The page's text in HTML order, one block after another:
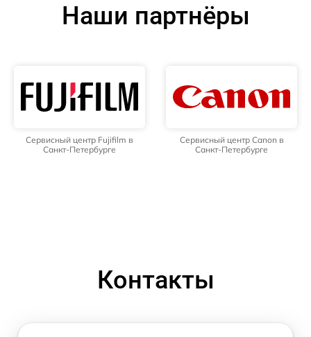
Наши партнёры
Сервисный центр Fujifilm в
Санкт-Петербурге
Сервисный центр Canon в
Санкт-Петербурге
Контакты